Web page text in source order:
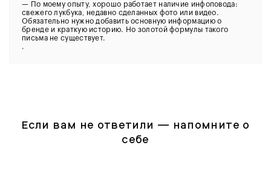
— По моему опыту, хорошо работает наличие инфоповода:
свежего лукбука, недавно сделанных фото или видео.
Обязательно нужно добавить основную информацию о
бренде и краткую историю. Но золотой формулы такого
письма не существует.
.
Если вам не ответили — напомните о
себе